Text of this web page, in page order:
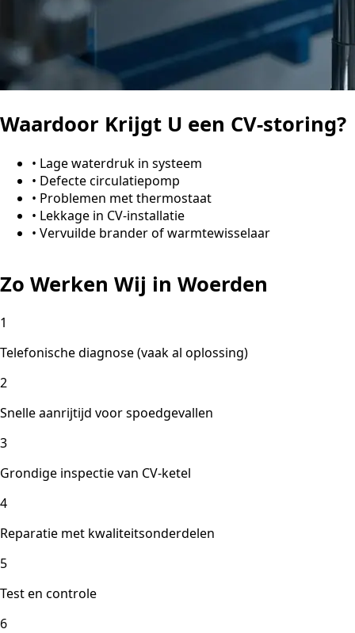
Waardoor Krijgt U een CV-storing?
• Lage waterdruk in systeem
• Defecte circulatiepomp
• Problemen met thermostaat
• Lekkage in CV-installatie
• Vervuilde brander of warmtewisselaar
Zo Werken Wij in Woerden
1
Telefonische diagnose (vaak al oplossing)
2
Snelle aanrijtijd voor spoedgevallen
3
Grondige inspectie van CV-ketel
4
Reparatie met kwaliteitsonderdelen
5
Test en controle
6